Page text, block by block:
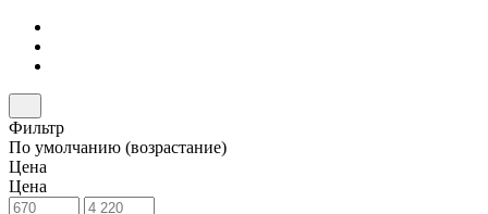
Фильтр
По умолчанию (возрастание)
Цена
Цена